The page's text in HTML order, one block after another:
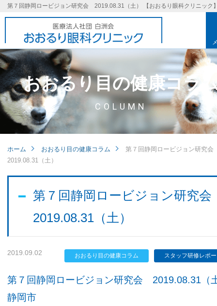
第７回静岡ロービジョン研究会 2019.08.31（土） 【おおるり眼科クリニック
基本理念
取り組み
検査機器のご紹介
おおるり目の健康コラ
COLUMN
ホーム おおるり目の健康コラム
第７回静岡ロービジョン研究
2019.08.31（土）
第７回静岡ロービジョン研究
2019.08.31（土）
2019.09.02 おおるり目の健康コラム スタッフ研修レポ
第７回静岡ロービジョン研究会 2019.08.31（
静岡市